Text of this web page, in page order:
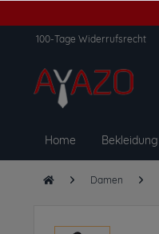
100-Tage Widerrufsrecht
Home Bekleidung
Damen